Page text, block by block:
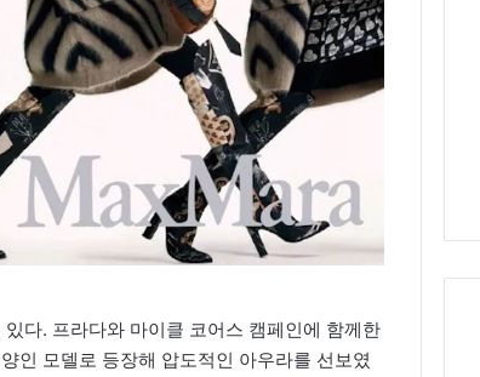
다. 프라다와 마이클 코어스 캠페인에 함께한
인 모델로 등장해 압도적인 아우라를 선보였